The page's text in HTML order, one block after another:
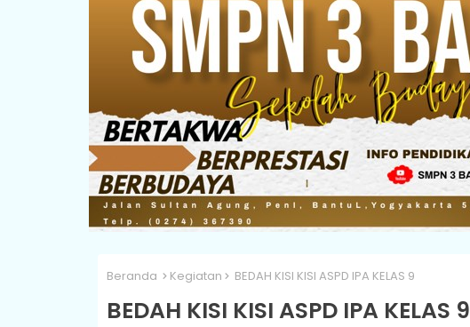
Beranda Kegiatan BEDAH KISI KISI ASPD IPA KELAS 9
BEDAH KISI KISI ASPD IPA KELAS 9